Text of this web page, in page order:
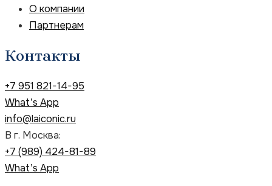
О компании
Партнерам
Контакты
+7 951 821-14-95
What’s App
info@laiconic.ru
В г. Москва:
+7 (989) 424-81-89
What’s App